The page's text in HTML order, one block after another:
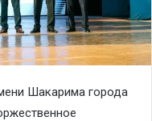
Шакарима города